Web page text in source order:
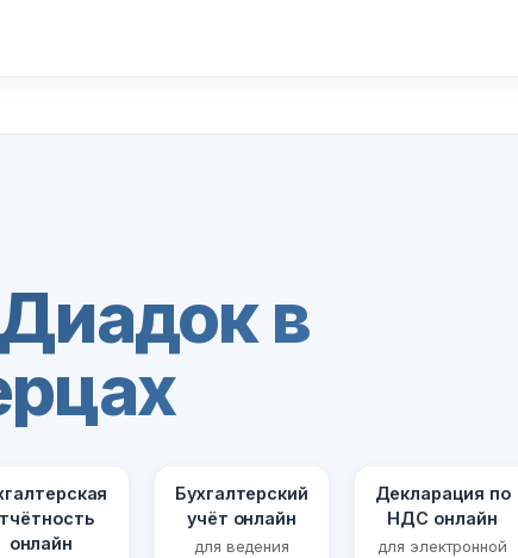
в
онлайн
Бухгалтерский
учёт онлайн
для ведения
Декларация по
НДС онлайн
для электронной